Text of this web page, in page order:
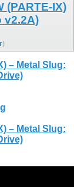
(PARTE-IX)
v2.2A)
)
– Metal Slug:
– Metal Slug: